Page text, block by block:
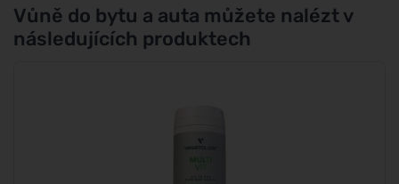
Vůně do bytu a auta můžete nalézt v
následujících produktech